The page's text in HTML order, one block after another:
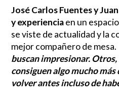
José Carlos Fuentes y
y experienciaen un
se viste de actualidad y la
mejor compañero de mesa.
buscan impresionar.
consiguen algo mucho
volver antes incluso de